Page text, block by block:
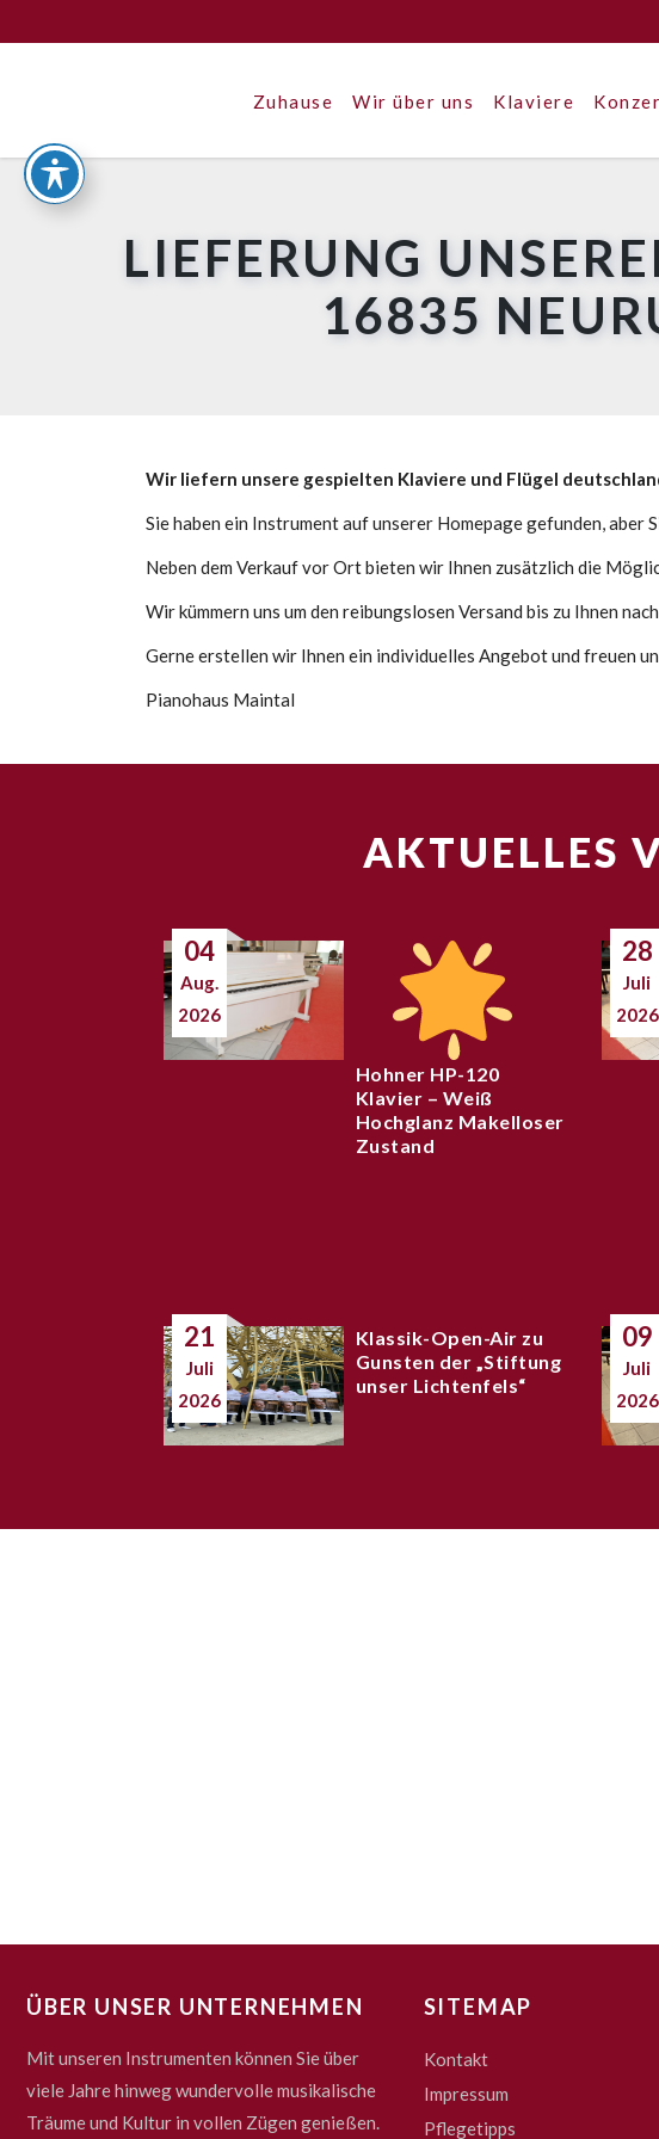
Zuhause Wir über uns Klaviere
LIEFERUNG
16835
Wir liefern unsere gespielten Klaviere und Flügel
Sie haben ein Instrument auf unserer Homepage gefunden,
Neben dem Verkauf vor Ort bieten wir Ihnen zusätzlich die
Wir kümmern uns um den reibungslosen Versand bis zu Ihnen
Gerne erstellen wir Ihnen ein individuelles Angebot und freuen
Pianohaus Maintal
AKTUELLES
04
Aug.
2026
Hohner HP-120
Klavier – Weiß
Hochglanz Makelloser
Zustand
28
Juli
2026
21
Juli
2026
Klassik-Open-Air zu
Gunsten der „Stiftung
unser Lichtenfels“
09
Juli
2026
ÜBER UNSER UNTERNEHMEN
Mit unseren Instrumenten können Sie über
viele Jahre hinweg wundervolle musikalische
Träume und Kultur in vollen Zügen genießen.
SITEMAP
Kontakt
Impressum
Pflegetipps